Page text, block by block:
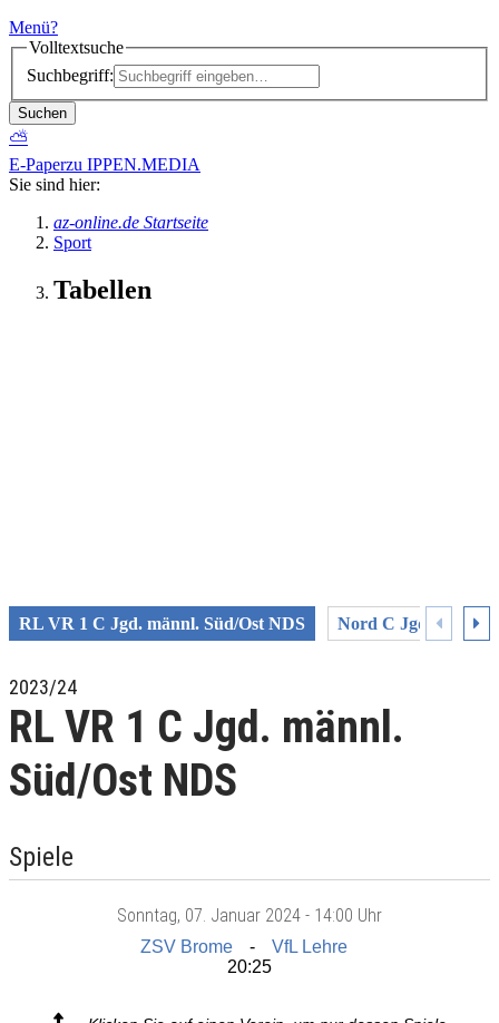
Menü?
Volltextsuche
Suchbegriff:
Suchen
⛅
E-Paperzu IPPEN.MEDIA
Sie sind hier:
az-online.de Startseite
Sport
Tabellen
RL VR 1 C Jgd. männl. Süd/Ost NDS Nord C Jgd. Süd/Ost
2023/24
RL VR 1 C Jgd. männl.
Süd/Ost NDS
Spiele
Sonntag, 07. Januar 2024 - 14:00 Uhr
ZSV Brome
VfL Lehre
20:25